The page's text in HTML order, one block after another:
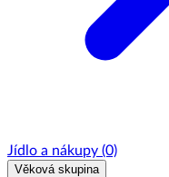
Jídlo a nákupy (0)
Věková skupina